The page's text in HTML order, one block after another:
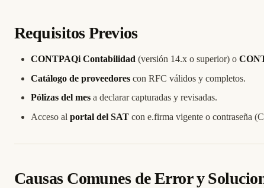
Requisitos Previos
CONTPAQi Contabilidad (versión 14.x o superior) o
Catálogo de proveedores con RFC válidos y completos.
Pólizas del mes a declarar capturadas y revisadas.
Acceso al portal del SAT con e.firma vigente o contraseña
Causas Comunes de Error y